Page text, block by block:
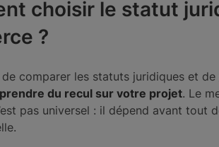
choisir le statut
?
comparer les statuts juridiques et de
prendre du recul sur votre projet. Le
pas universel : il dépend avant tout